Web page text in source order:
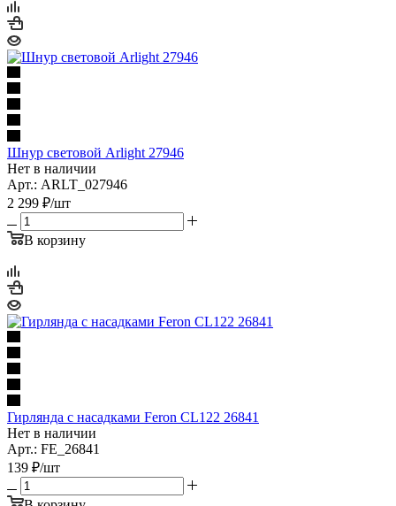
Шнур световой Arlight 27946
Нет в наличии
Арт.: ARLT_027946
2 299 ₽/шт
В корзину
Гирлянда с насадками Feron CL122 26841
Нет в наличии
Арт.: FE_26841
139 ₽/шт